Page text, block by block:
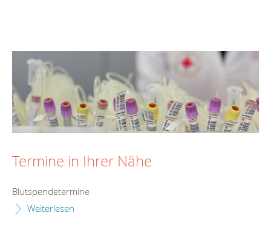
Termine in Ihrer Nähe
Blutspendetermine
Weiterlesen